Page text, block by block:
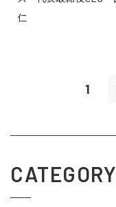
仁
1
CATEGORY